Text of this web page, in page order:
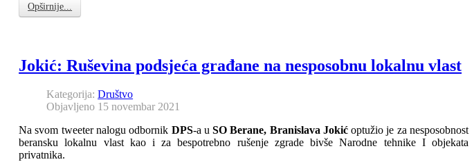
Opširnije...
Jokić: Ruševina podsjeća građane na nesposobnu lokalnu vlast
Kategorija:Društvo
Objavljeno 15 novembar 2021
Na svom tweeter nalogu odbornik DPS-a uSO Berane, Branislava Jokićoptužio je za nesposobnost
beransku lokalnu vlast kao i za bespotrebno rušenje zgrade bivše Narodne tehnike I objekata
privatnika.